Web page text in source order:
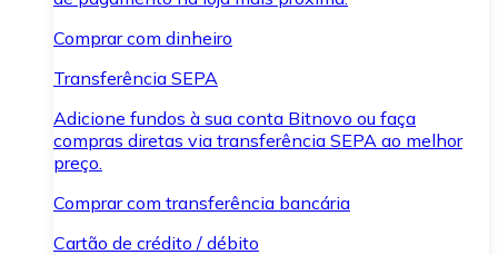
Comprar com dinheiro
Transferência SEPA
Adicione fundos à sua conta Bitnovo ou faça
compras diretas via transferência SEPA ao melhor
preço.
Comprar com transferência bancária
Cartão de crédito / débito